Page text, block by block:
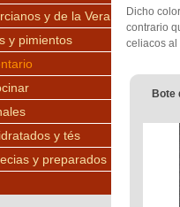
y de la Vera
y pimientos
y tés
y preparados
Dicho
contrario
celiacos al
Bote